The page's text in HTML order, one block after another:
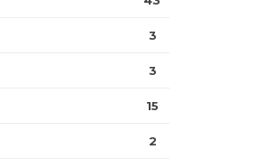
3
3
15
2